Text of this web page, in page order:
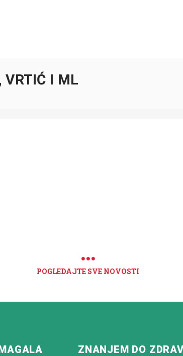
VRTIĆ I ML
POGLEDAJTE SVE NOVOSTI
ZNANJEM DO